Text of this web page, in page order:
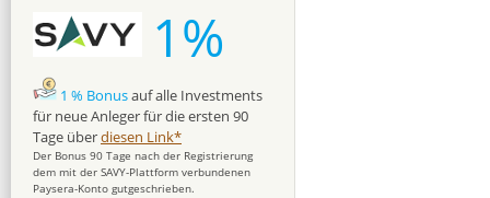
1%
1 % Bonusauf alle Investments
für neue Anleger für die ersten 90
Tage überdiesen Link*
Der Bonus 90 Tage nach der Registrierung
dem mit der SAVY-Plattform verbundenen
Paysera-Konto gutgeschrieben.